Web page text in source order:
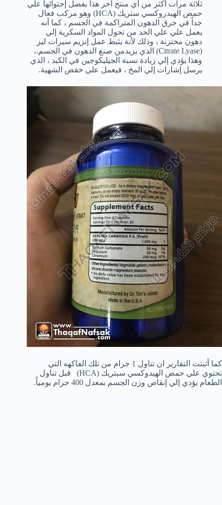
ثلاثة مرات أكثر من أي منتج أخر هذا بفضل إحتوائها علي
حمض الهيدروكسي ستريك (HCA) وهو مركب فعال
جداً في حرق الدهون المتراكمة في الجسم ، كما أنه
يعمل علي علي الحد من تحول المواد السكرية إلي
دهون مختزنة ، وذلك لأنة يثبط عمل إنزيم سيرات ليز
(Citrate Lyase) الذي يزيدمن صنع الدهون في الجسم.،
وهذا يؤدي إلي زيادة نسبة الجيليكوجين في الكبد ، الذي
يرسل إشارات إلي المخ ، فيعمل علي خفض الشهية.
كما أثبتت التقارير ان تناول 1 جرام من تلك الفاكهه التي
تحتوي علي حمض الهيدوكسي سيتريك (HCA) قبل تناول
الطعام يؤدي إلي إنقاص وزن الجسم بمعدل 400 جرام يومياً.